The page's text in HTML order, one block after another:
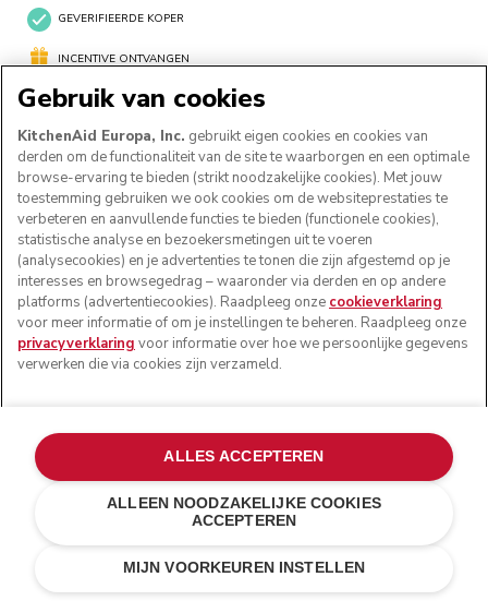
Kosten besparen€ 89,80
Gebruik van cookies
KitchenAid Europa, Inc. gebruikt eigen cookies en cookies van
derden om de functionaliteit van de site te waarborgen en een optimale
browse-ervaring te bieden (strikt noodzakelijke cookies). Met jouw
toestemming gebruiken we ook cookies om de websiteprestaties te
verbeteren en aanvullende functies te bieden (functionele cookies),
statistische analyse en bezoekersmetingen uit te voeren
(analysecookies) en je advertenties te tonen die zijn afgestemd op je
interesses en browsegedrag – waaronder via derden en op andere
platforms (advertentiecookies). Raadpleeg onze cookieverklaring
voor meer informatie of om je instellingen te beheren. Raadpleeg onze
privacyverklaring voor informatie over hoe we persoonlijke gegevens
verwerken die via cookies zijn verzameld.
MIJN VOORKEUREN INSTELLEN
ALLEEN NOODZAKELIJKE COOKIES
ACCEPTEREN
ALLES ACCEPTEREN